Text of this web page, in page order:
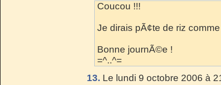
Coucou !!!
Je dirais pÃ¢te de riz
Bonne journÃ©e !
=^..^=
13. Le lundi 9 octobre 2006 à